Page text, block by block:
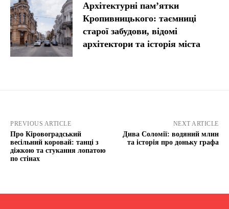
Архітектурні пам’ятки
Кропивницького: таємниці
старої забудови, відомі
архітектори та історія міста
PREVIOUS ARTICLE
Про Кіровоградський
весільний коровай: танці з
діжкою та стукання лопатою
по стінах
NEXT ARTICLE
Дива Соломії: водяний млин
та історія про доньку графа